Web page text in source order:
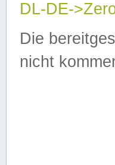
DL-DE-
Die
nicht